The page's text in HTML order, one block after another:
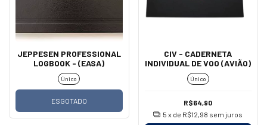
JEPPESEN PROFESSIONAL
LOGBOOK - (EASA)
Único
ESGOTADO
CIV - CADERNETA
INDIVIDUAL DE VOO (AVIÃO)
Único
R$64,90
5 x de R$12,98 sem juros